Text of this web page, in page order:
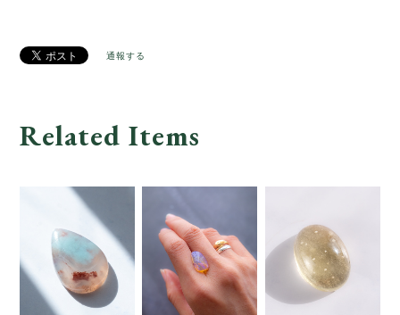
通報する
Related Items